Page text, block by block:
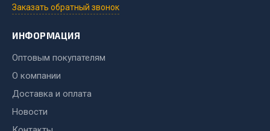
Запчасти ЯМЗ
Двигатель
Система питания
Система выпуска газа
Система охлаждения
Коробка передач
Заказать обратный звонок
ИНФОРМАЦИЯ
Оптовым покупателям
О компании
Доставка и оплата
Новости